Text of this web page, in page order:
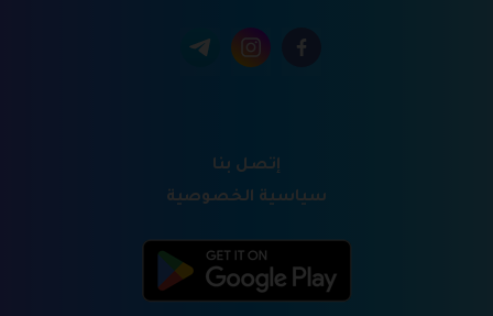
إتصل بنا
سياسية الخصوصية